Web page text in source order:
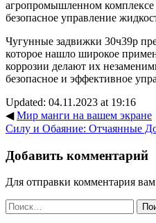
агропромышленном
безопасное управление
Чугунные задвижки 30ч39р
которое нашло широкое
коррозии делают их
безопасное и эффективное
Updated: 04.11.2023 at 19:16
◀Мир манги на вашем экране
Силу и Обаяние: Отчаянные
Добавить комментарий
Для отправки комментария
Найти: